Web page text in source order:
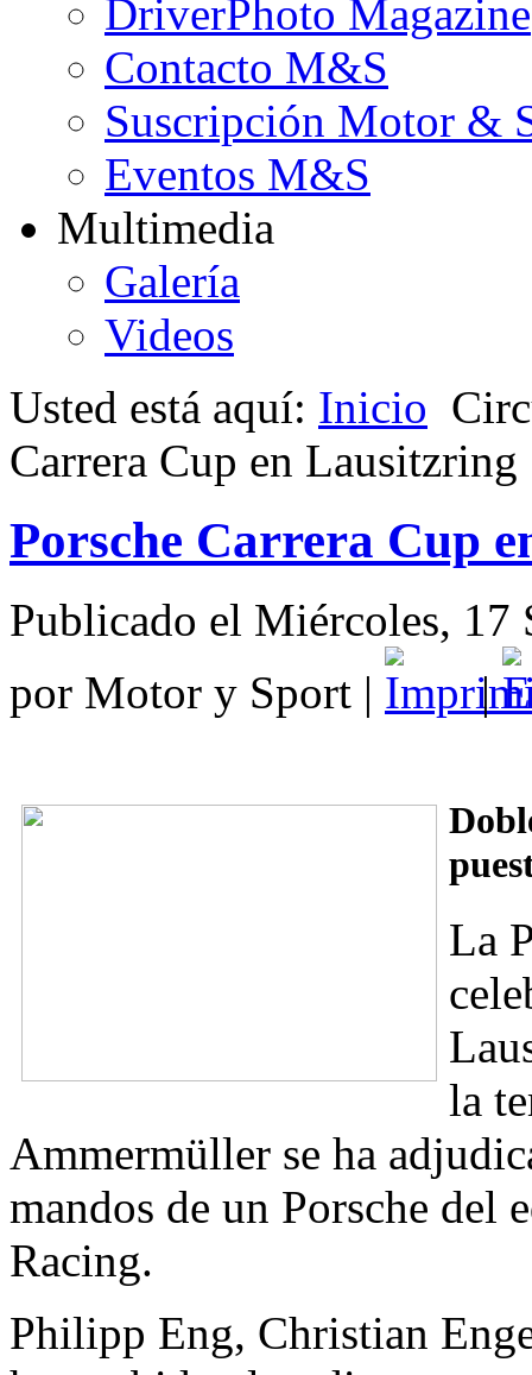
DriverPhoto Magazine
Contacto M&S
Suscripción Motor &
Eventos M&S
Multimedia
Galería
Videos
Usted está aquí: Inicio
Carrera Cup en Lausitzring
Porsche Carrera Cup
Publicado el Miércoles, 17
por Motor y Sport | |
La
la
Ammermüller se ha
mandos de un Porsche del
Racing.
Philipp Eng, Christian